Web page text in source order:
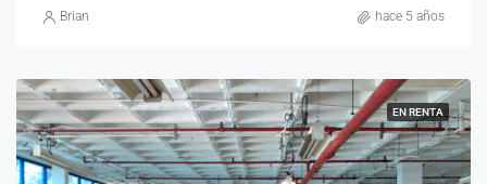
Brian hace 5 años
EN RENTA